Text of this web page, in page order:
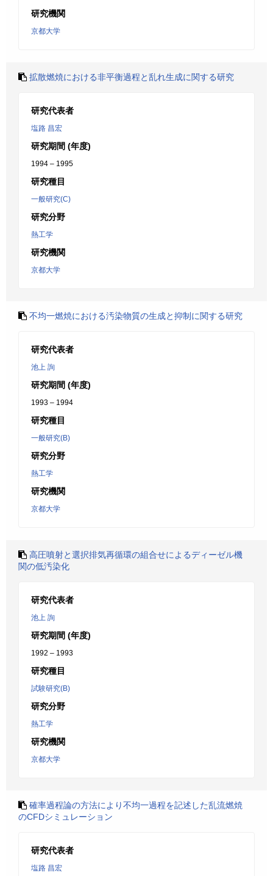
研究機関
京都大学
拡散燃焼における非平衡過程と乱れ生成に関する研究
研究代表者
塩路 昌宏
研究期間 (年度)
1994 – 1995
研究種目
一般研究(C)
研究分野
熱工学
研究機関
京都大学
不均一燃焼における汚染物質の生成と抑制に関する研究
研究代表者
池上 詢
研究期間 (年度)
1993 – 1994
研究種目
一般研究(B)
研究分野
熱工学
研究機関
京都大学
高圧噴射と選択排気再循環の組合せによるディーゼル機
関の低汚染化
研究代表者
池上 詢
研究期間 (年度)
1992 – 1993
研究種目
試験研究(B)
研究分野
熱工学
研究機関
京都大学
確率過程論の方法により不均一過程を記述した乱流燃焼
のCFDシミュレーション
研究代表者
塩路 昌宏